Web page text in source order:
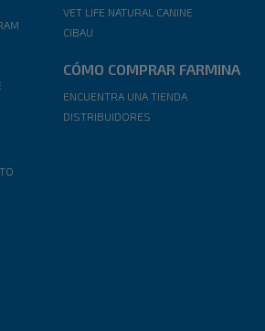
VET LIFE NATURAL CANINE
CIBAU
CÓMO COMPRAR FARMINA
ENCUENTRA UNA TIENDA
DISTRIBUIDORES